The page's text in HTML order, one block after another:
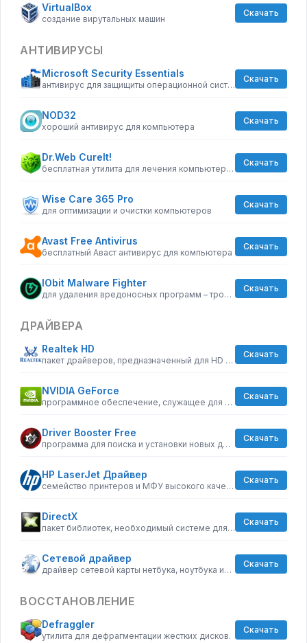
VirtualBox
создание вирутальных машин
Скачать
АНТИВИРУСЫ
Microsoft Security Essentials
антивирус для защищиты операционной системы
Скачать
NOD32
хороший антивирус для компьютера
Скачать
Dr.Web CureIt!
бесплатная утилита для лечения компьютера от вредоносного ПО
Скачать
Wise Care 365 Pro
для оптимизации и очистки компьютеров
Скачать
Avast Free Antivirus
бесплатный Аваст антивирус для компьютера
Скачать
IObit Malware Fighter
для удаления вредоносных программ – троянов, кейлоггеров
Скачать
ДРАЙВЕРА
Realtek HD
пакет драйверов, предназначенный для HD Audio кодеков
Скачать
NVIDIA GeForce
программное обеспечение, служащее для повышения графических возможностей компьютера
Скачать
Driver Booster Free
программа для поиска и установки новых драйверов
Скачать
HP LaserJet Драйвер
семейство принтеров и МФУ высокого качества
Скачать
DirectX
пакет библиотек, необходимый системе для работы с мультимедиа
Скачать
Сетевой драйвер
драйвер сетевой карты нетбука, ноутбука или стационарного ПК
Скачать
ВОССТАНОВЛЕНИЕ
Defraggler
утилита для дефрагментации жестких дисков.
Скачать